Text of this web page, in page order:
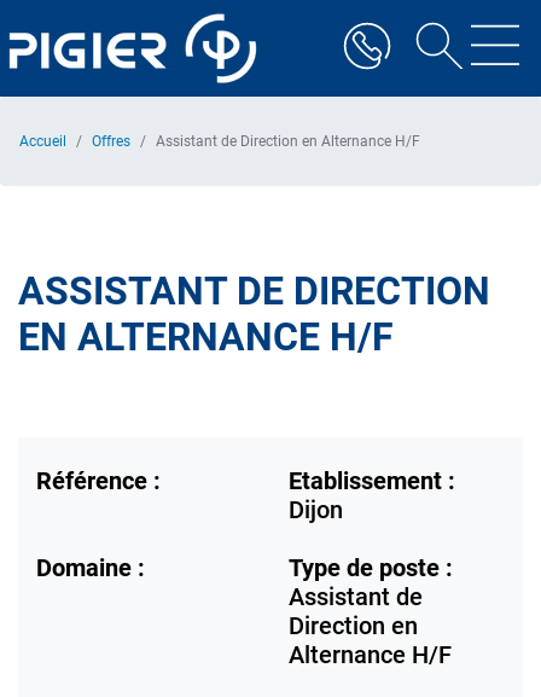
au
contenu
Accueil Offres Assistant de Direction en Alternance H/F
ASSISTANT DE DIRECTION
EN ALTERNANCE H/F
Référence :
Etablissement :
Dijon
Domaine :
Type de poste :
Assistant de
Direction en
Alternance H/F